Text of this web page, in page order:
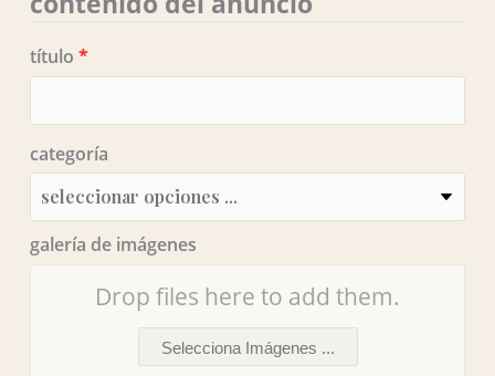
título *
categoría
galería de imágenes
Drop files here to add them.
Selecciona Imágenes ...